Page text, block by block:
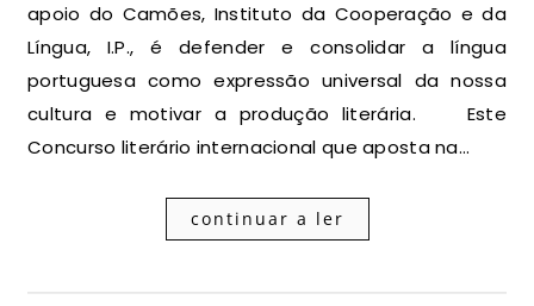
apoio do Camões, Instituto da Cooperação e da
Língua, I.P., é defender e consolidar a língua
portuguesa como expressão universal da nossa
cultura e motivar a produção literária. Este
Concurso literário internacional que aposta na…
continuar a ler